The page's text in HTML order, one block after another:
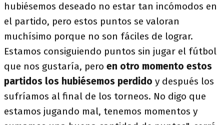
hubiésemos deseado no estar tan incómodos en
el partido, pero estos puntos se valoran
muchísimo porque no son fáciles de lograr.
Estamos consiguiendo puntos sin jugar el fútbol
que nos gustaría, pero en otro momento estos
partidos los hubiésemos perdido y después los
sufríamos al final de los torneos. No digo que
estamos jugando mal, tenemos momentos y